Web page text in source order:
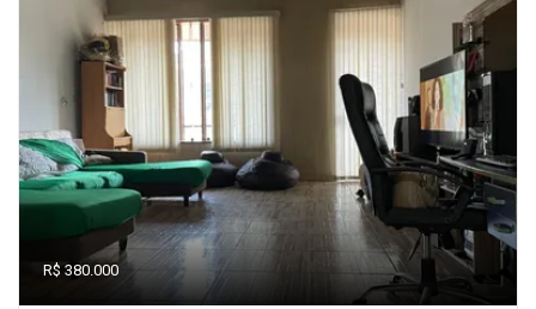
R$ 380.000